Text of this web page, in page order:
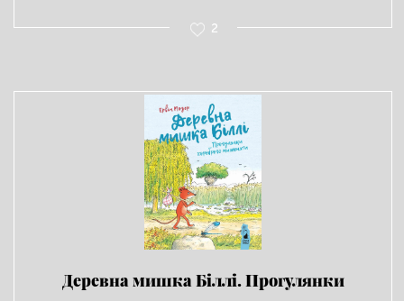
2
Деревна мишка Біллі. Прогулянки